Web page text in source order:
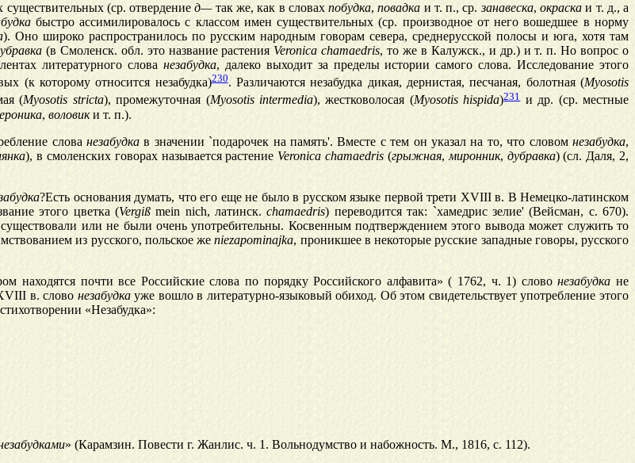
существительных (ср. отвердениед—так же, как в словахпобудка,повадка и т. п., ср.занавеска, окраскаи т. д., а
быстро ассимилировалось с классом имен существительных (ср. производное от него вошедшее в норму
). Оно широко распространилось по русским народным говорам севера, среднерусской полосы и юга, хотя там
(в Смоленск. обл. это название растения Veronica chamaedris, то же в Калужск., и др.) и т. п. Но вопрос о
литературного слова незабудка, далеко выходит за пределы истории самого слова. Исследование этого
(к которому относится незабудка)230. Различаются незабудка дикая, дернистая, песчаная, болотная (Myosotis
(Myosotis stricta), промежуточная (Myosotis intermedia), жестковолосая (Myosotis hispida)231 и др. (ср. местные
, воловики т. п.).
слова незабудкав значении `подарочек на память'. Вместе с тем он указал на то, что словомнезабудка,
), в смоленских говорах называется растение Veronica chamaedris (грыжная, миронник, дубравка) (сл. Даля, 2,
?Есть основания думать, что его еще не было в русском языке первой трети XVIII в. В Немецко-латинском
этого цветка (Vergißmein nich, латинск.chamaedris) переводится так: `хамедрис зелие' (Вейсман, с. 670).
существовали или не были очень употребительны. Косвенным подтверждением этого вывода может служить то
из русского, польское жеniezapominajka, проникшее в некоторые русские западные говоры, русского
находятся почти все Российские слова по порядку Российского алфавита» ( 1762, ч. 1) словонезабудка не
в. слово незабудкауже вошло в литературно-языковый обиход. Об этом свидетельствует употребление этого
«Незабудка»:
» (Карамзин. Повести г. Жанлис. ч. 1. Вольнодумство и набожность. М., 1816, с. 112).